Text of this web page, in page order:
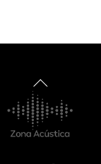
Back
To
Top